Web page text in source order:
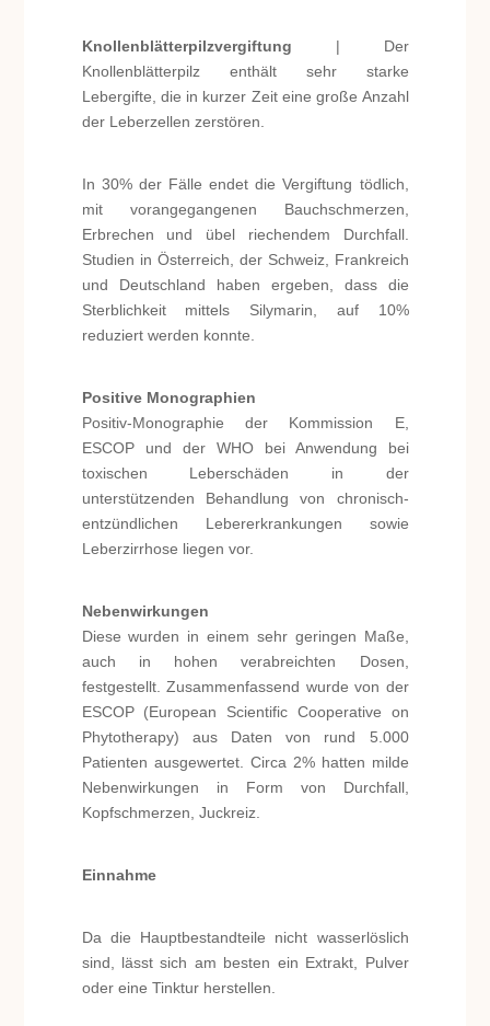
Knollenblätterpilzvergiftung | Der
Knollenblätterpilz enthält sehr starke
Lebergifte, die in kurzer Zeit eine große Anzahl
der Leberzellen zerstören.
In 30% der Fälle endet die Vergiftung tödlich,
mit vorangegangenen Bauchschmerzen,
Erbrechen und übel riechendem Durchfall.
Studien in Österreich, der Schweiz, Frankreich
und Deutschland haben ergeben, dass die
Sterblichkeit mittels Silymarin, auf 10%
reduziert werden konnte.
Positive Monographien
Positiv-Monographie der Kommission E,
ESCOP und der WHO bei Anwendung bei
toxischen Leberschäden in der
unterstützenden Behandlung von chronisch-
entzündlichen Lebererkrankungen sowie
Leberzirrhose liegen vor.
Nebenwirkungen
Diese wurden in einem sehr geringen Maße,
auch in hohen verabreichten Dosen,
festgestellt. Zusammenfassend wurde von der
ESCOP (European Scientific Cooperative on
Phytotherapy) aus Daten von rund 5.000
Patienten ausgewertet. Circa 2% hatten milde
Nebenwirkungen in Form von Durchfall,
Kopfschmerzen, Juckreiz.
Einnahme
Da die Hauptbestandteile nicht wasserlöslich
sind, lässt sich am besten ein Extrakt, Pulver
oder eine Tinktur herstellen.